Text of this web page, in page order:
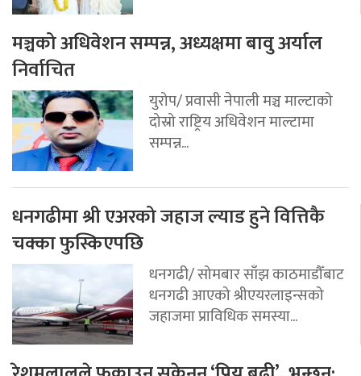
मञ्चको अधिवेशन सम्पन्न, अध्यक्षमा बावु अर्याल
निर्वाचित
युरोप/ प्रवासी नेपाली मञ्च माल्टाको
दोस्रो राष्ट्रिय अधिवेशन माल्टामा
सम्पन्न...
धनगढीमा श्री एअरको जहाज ल्याड हुने वित्तिकै
चक्का फुस्किएपछि
धनगढी/ सोमबार साँझ काठमाडौँबाट
धनगढी आएको श्रीएयरलाइन्सको
जहाजमा प्राविधिक समस्या...